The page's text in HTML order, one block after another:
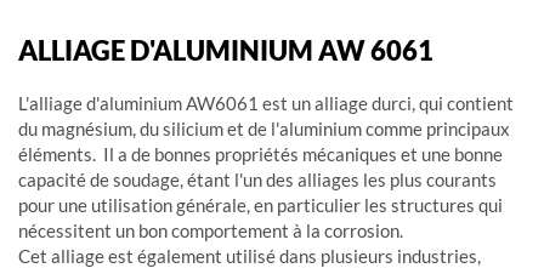
ALLIAGE D'ALUMINIUM AW 6061
L'alliage d'aluminium AW6061 est un alliage durci, qui contient
du magnésium, du silicium et de l'aluminium comme principaux
éléments. Il a de bonnes propriétés mécaniques et une bonne
capacité de soudage, étant l'un des alliages les plus courants
pour une utilisation générale, en particulier les structures qui
nécessitent un bon comportement à la corrosion.
Cet alliage est également utilisé dans plusieurs industries,